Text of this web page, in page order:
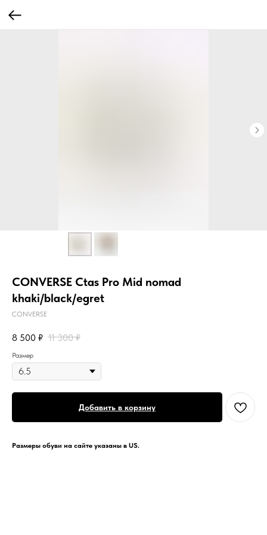
CONVERSE Ctas Pro Mid nomad
khaki/black/egret
CONVERSE
8 500 ₽ 11 300 ₽
Размер
Добавить в корзину
Размеры обуви на сайте указаны в US.